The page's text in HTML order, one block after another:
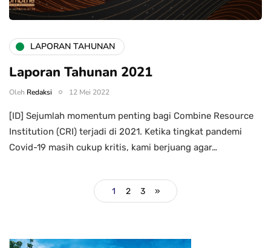
LAPORAN TAHUNAN
Laporan Tahunan 2021
Oleh Redaksi 12 Mei 2022
[ID] Sejumlah momentum penting bagi Combine Resource
Institution (CRI) terjadi di 2021. Ketika tingkat pandemi
Covid-19 masih cukup kritis, kami berjuang agar…
1 2 3 »